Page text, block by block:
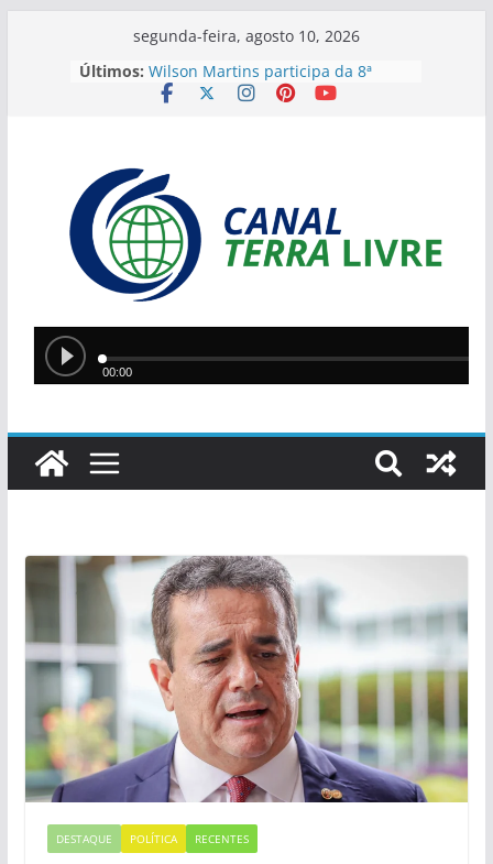
segunda-feira, agosto 10, 2026
Últimos: Wilson Martins participa da 8ª
Festa do Vaqueiro em Santa Cruz
eleitoral neste domingo
9º Feirão Solidário do MP3 terá
móveis e eletrônicos a partir de R$
20 em Teresina
Lula reage à revogação de visto de
embaixadora brasileira e endurece
motores de rabeta a pescadores
artesanais
DESTAQUE POLÍTICA RECENTES